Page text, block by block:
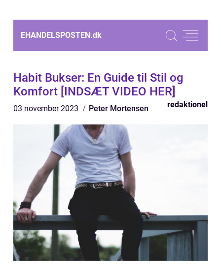
EHANDELSPOSTEN.dk
Habit Bukser: En Guide til Stil og
Komfort [INDSÆT VIDEO HER]
03 november 2023 Peter Mortensen redaktionel